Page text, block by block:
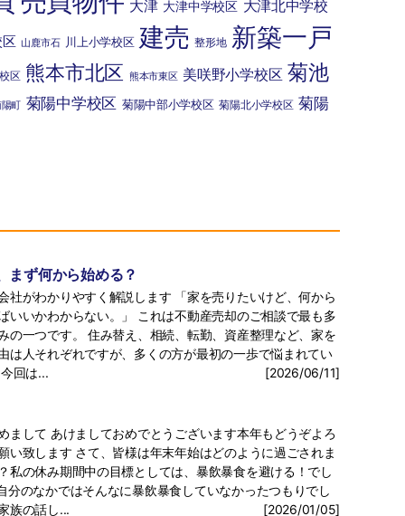
大津 大津中学校区 大津北中学校
山鹿市石 川上小学校区 建売 整形地 新築一戸
区 熊本市北区 熊本市東区 美咲野小学校区 菊池
町 菊陽中学校区 菊陽中部小学校区 菊陽北小学校区 菊陽
まず何から始める？
社がわかりやすく解説します 「家を売りたいけど、何から
いいかわからない。」 これは不動産売却のご相談で最も多
の一つです。 住み替え、相続、転勤、資産整理など、家を
は人それぞれですが、多くの方が最初の一歩で悩まれてい
回は...
[2026/06/11]
まして あけましておめでとうございます本年もどうぞよろ
い致します さて、皆様は年末年始はどのように過ごされま
私の休み期間中の目標としては、暴飲暴食を避ける！でし
分のなかではそんなに暴飲暴食していなかったつもりでし
族の話し...
[2026/01/05]